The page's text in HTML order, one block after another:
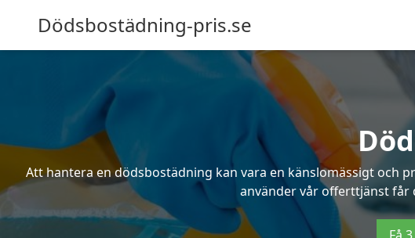
Dödsbostädning-pris.se
Att hantera en dödsbostädning kan vara en känslomässigt och
använder vår offerttjänst får